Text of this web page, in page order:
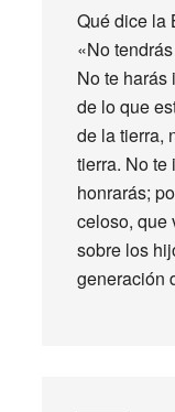
Qué dice la
«No
No te
de lo que
de la tierra,
tierra. No
honrarás;
celoso, que
sobre los
generación